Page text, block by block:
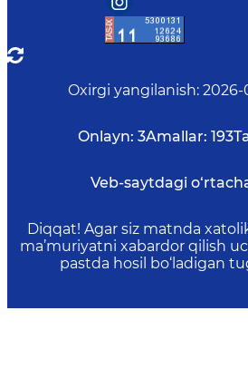
Oxirgi yangilanish: 2026-
Onlayn: 3Amallar: 193
Veb-saytdagi
Diqqat! Agar siz matnda
ma’muriyatni xabardor qilish
pastda hosil bo‘ladigan